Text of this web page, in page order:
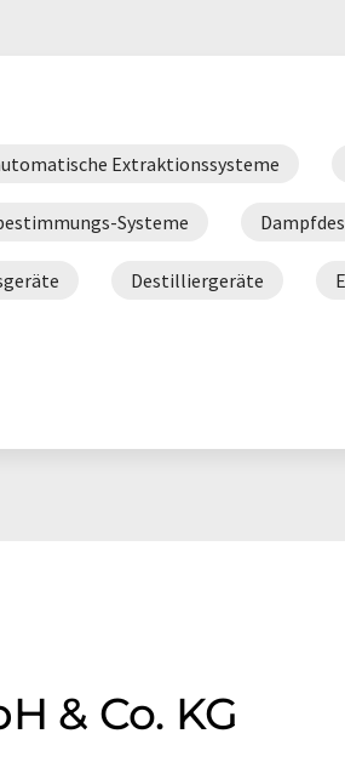
Extraktionssysteme
Systeme
Destilliergeräte
Laborschüttler
& Co. KG